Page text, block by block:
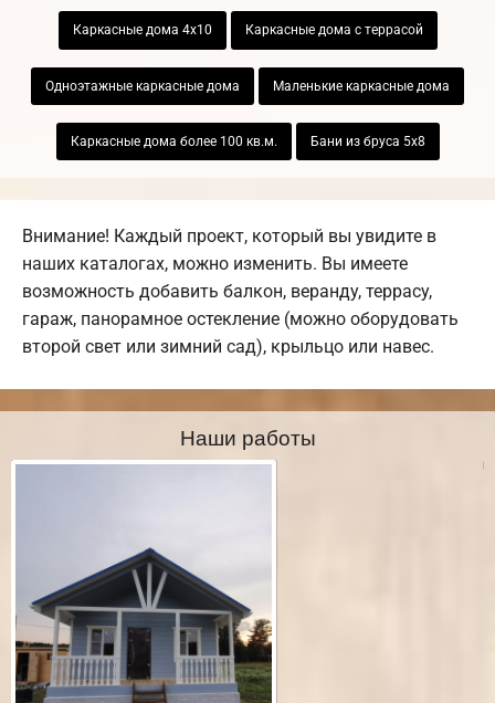
Каркасные дома 4х10 Каркасные дома с террасой
Одноэтажные каркасные дома Маленькие каркасные дома
Каркасные дома более 100 кв.м. Бани из бруса 5х8
Внимание! Каждый проект, который вы увидите в
наших каталогах, можно изменить. Вы имеете
возможность добавить балкон, веранду, террасу,
гараж, панорамное остекление (можно оборудовать
второй свет или зимний сад), крыльцо или навес.
Наши работы